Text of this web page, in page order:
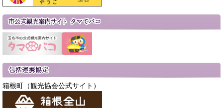
箱根町（観光協会公式サイト）